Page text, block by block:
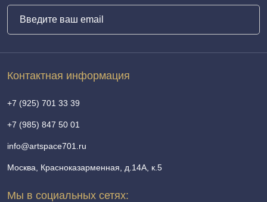
Контактная информация
+7 (925) 701 33 39
+7 (985) 847 50 01
info@artspace701.ru
Москва, Красноказарменная, д.14А, к.5
Мы в социальных сетях: